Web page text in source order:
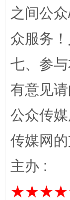
网上
这
之间公
众服务！
七、参
有意见
公众传
传媒网
主办 :